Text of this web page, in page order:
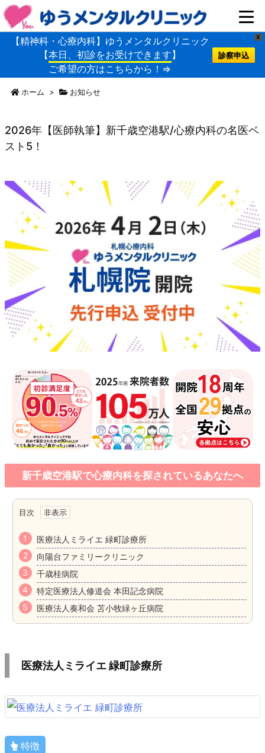
X
【精神科・心療内科】ゆうメンタルクリニック
【本日、初診をお受けできます】
ご希望の方はこちらから！⇒
診察申込
ホーム > お知らせ
2026年【医師執筆】新千歳空港駅/心療内科の名医ベ
スト5！
新千歳空港駅で心療内科を探されているあなたへ
目次
医療法人ミライエ 緑町診療所
向陽台ファミリークリニック
千歳桂病院
特定医療法人修道会 本田記念病院
医療法人奏和会 苫小牧緑ヶ丘病院
医療法人ミライエ 緑町診療所
特徴